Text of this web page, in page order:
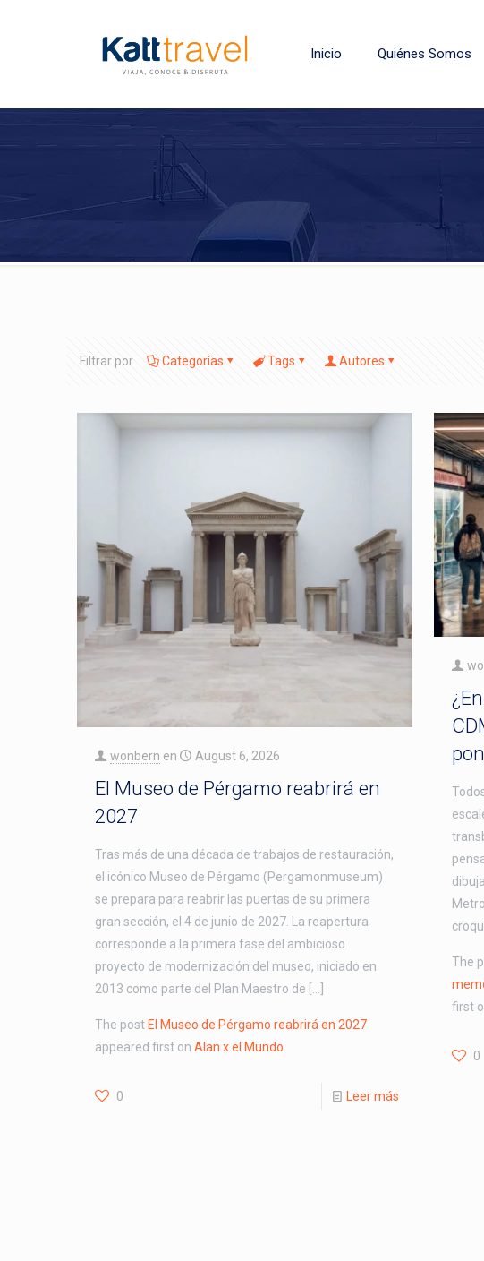
Inicio Quiénes Somos
Filtrar por Categorías Tags Autores
wonbern en August 6, 2026
El Museo de Pérgamo reabrirá en
2027
Tras más de una década de trabajos de restauración,
el icónico Museo de Pérgamo (Pergamonmuseum)
se prepara para reabrir las puertas de su primera
gran sección, el 4 de junio de 2027. La reapertura
corresponde a la primera fase del ambicioso
proyecto de modernización del museo, iniciado en
2013 como parte del Plan Maestro de […]
The post El Museo de Pérgamo reabrirá en 2027
appeared first on Alan x el Mundo.
0 Leer más
The
first
0